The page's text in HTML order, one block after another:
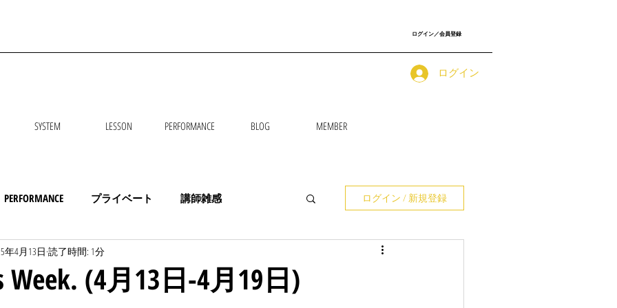
ログイン／会員登録
ログイン
SYSTEM LESSON PERFORMANCE BLOG MEMBER
PERFORMANCE プライベート 講師雑感 ログイン / 新規登録
Week. (4月13日-4月19日)
年4月13日 読了時間: 1分